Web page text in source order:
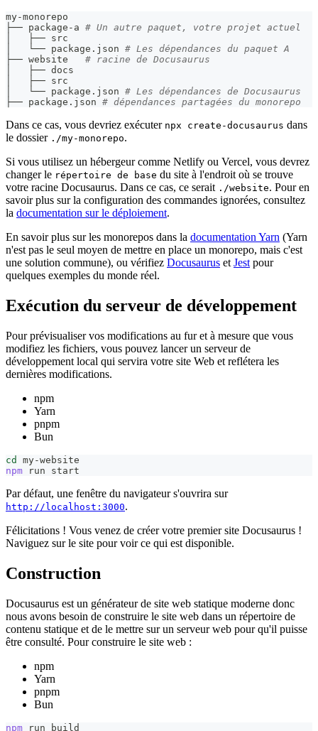
my-monorepo
├── package-a # Un autre paquet, votre projet actuel
│   ├── src
│   └── package.json # Les dépendances du paquet A
├── website # racine de Docusaurus
│   ├── docs
│   ├── src
│   └── package.json # Les dépendances de Docusaurus
├── package.json # dépendances partagées du monorepo
Dans ce cas, vous devriez exécuter npx create-docusaurus dans
le dossier ./my-monorepo.
Si vous utilisez un hébergeur comme Netlify ou Vercel, vous devrez
changer le répertoire de base du site à l'endroit où se trouve
votre racine Docusaurus. Dans ce cas, ce serait ./website. Pour en
savoir plus sur la configuration des commandes ignorées, consultez
la documentation sur le déploiement.
En savoir plus sur les monorepos dans la documentation Yarn (Yarn
n'est pas le seul moyen de mettre en place un monorepo, mais c'est
une solution commune), ou vérifiez Docusaurus et Jest pour
quelques exemples du monde réel.
Exécution du serveur de développement
Pour prévisualiser vos modifications au fur et à mesure que vous
modifiez les fichiers, vous pouvez lancer un serveur de
développement local qui servira votre site Web et reflétera les
dernières modifications.
npm
Yarn
pnpm
Bun
cd
my-website
npm run start
Par défaut, une fenêtre du navigateur s'ouvrira sur
http://localhost:3000.
Félicitations ! Vous venez de créer votre premier site Docusaurus !
Naviguez sur le site pour voir ce qui est disponible.
Construction
Docusaurus est un générateur de site web statique moderne donc
nous avons besoin de construire le site web dans un répertoire de
contenu statique et de le mettre sur un serveur web pour qu'il puisse
être consulté. Pour construire le site web :
npm
Yarn
pnpm
Bun
npm run build